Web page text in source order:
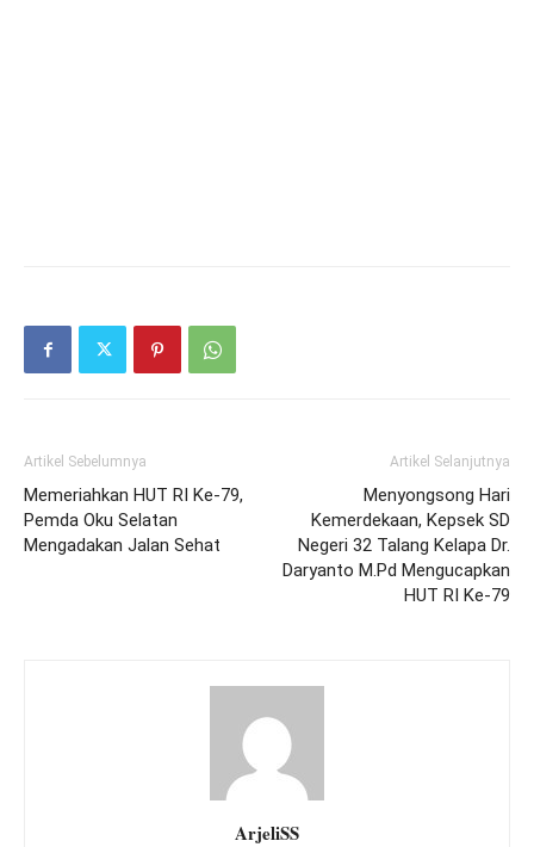
Artikel Sebelumnya
Memeriahkan HUT RI Ke-79,
Pemda Oku Selatan
Mengadakan Jalan Sehat
Artikel Selanjutnya
Menyongsong Hari
Kemerdekaan, Kepsek SD
Negeri 32 Talang Kelapa Dr.
Daryanto M.Pd Mengucapkan
HUT RI Ke-79
ArjeliSS